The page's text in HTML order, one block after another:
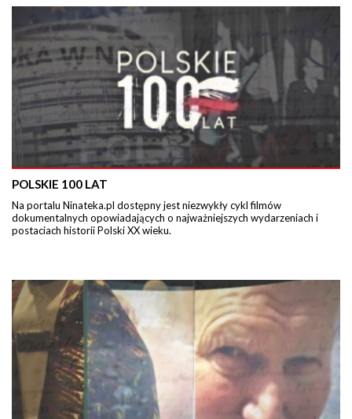
POLSKIE 100 LAT
Na portalu Ninateka.pl dostępny jest niezwykły cykl filmów
dokumentalnych opowiadających o najważniejszych wydarzeniach i
postaciach historii Polski XX wieku.